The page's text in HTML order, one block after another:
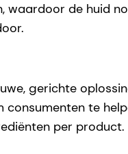
waardoor de huid
gerichte
consumenten te
per product.